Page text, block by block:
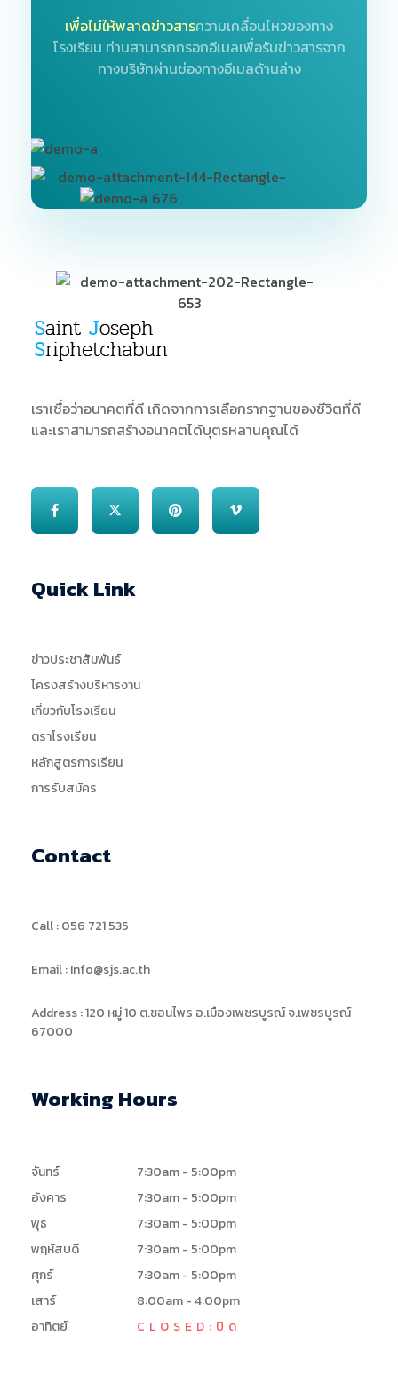
เพื่อไม่ให้พลาดข่าวสารความเคลื่อนไหวของทาง
โรงเรียน ท่านสามารถกรอกอีเมลเพื่อรับข่าวสารจาก
ทางบริษัทผ่านช่องทางอีเมลด้านล่าง
เราเชื่อว่าอนาคตที่ดี เกิดจากการเลือกรากฐานของชีวิตที่ดี
และเราสามารถสร้างอนาคตได้บุตรหลานคุณได้
Quick Link
ข่าวประชาสัมพันธ์
โครงสร้างบริหารงาน
เกี่ยวกับโรงเรียน
ตราโรงเรียน
หลักสูตรการเรียน
การรับสมัคร
Contact
Call : 056 721 535
Email : Info@sjs.ac.th
Address : 120 หมู่ 10 ต.ชอนไพร อ.เมืองเพชรบูรณ์ จ.เพชรบูรณ์
67000
Working Hours
จันทร์
7:30am - 5:00pm
อังคาร
7:30am - 5:00pm
พุธ
7:30am - 5:00pm
พฤหัสบดี
7:30am - 5:00pm
ศุกร์
7:30am - 5:00pm
เสาร์
8:00am - 4:00pm
อาทิตย์
CLOSED:ปิด